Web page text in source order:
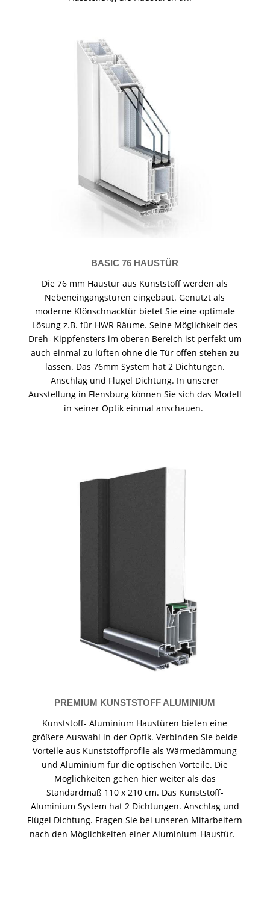
BASIC 76 HAUSTÜR
Die 76 mm Haustür aus Kunststoff werden als
Nebeneingangstüren eingebaut. Genutzt als
moderne Klönschnacktür bietet Sie eine optimale
Lösung z.B. für HWR Räume. Seine Möglichkeit des
Dreh- Kippfensters im oberen Bereich ist perfekt um
auch einmal zu lüften ohne die Tür offen stehen zu
lassen. Das 76mm System hat 2 Dichtungen.
Anschlag und Flügel Dichtung. In unserer
Ausstellung in Flensburg können Sie sich das Modell
in seiner Optik einmal anschauen.
PREMIUM KUNSTSTOFF ALUMINIUM
Kunststoff- Aluminium Haustüren bieten eine
größere Auswahl in der Optik. Verbinden Sie beide
Vorteile aus Kunststoffprofile als Wärmedämmung
und Aluminium für die optischen Vorteile. Die
Möglichkeiten gehen hier weiter als das
Standardmaß 110 x 210 cm. Das Kunststoff-
Aluminium System hat 2 Dichtungen. Anschlag und
Flügel Dichtung. Fragen Sie bei unseren Mitarbeitern
nach den Möglichkeiten einer Aluminium-Haustür.